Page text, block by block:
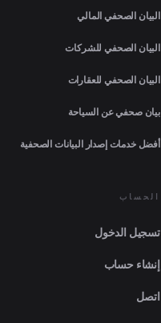
البيان الصحفي المالي
البيان الصحفي للشركات
البيان الصحفي للعقارات
بيان صحفي عن السياحة
أفضل خدمات إصدار البيانات الصحفية
الحساب
تسجيل الدخول
إنشاء حساب
اتصل